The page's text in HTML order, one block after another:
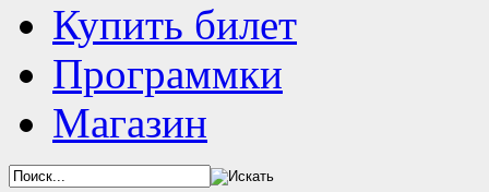
Купить билет
Программки
Магазин